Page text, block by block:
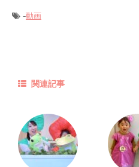
-動画
関連記事